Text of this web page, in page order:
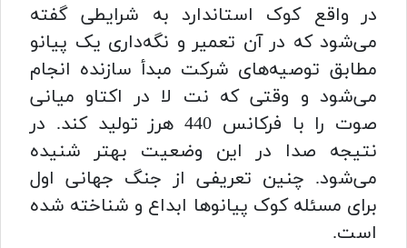
در واقع کوک استاندارد به شرایطی گفته
می‌شود که در آن تعمیر و نگه‌داری یک پیانو
مطابق توصیه‌های شرکت مبدأ سازنده انجام
می‌شود و وقتی که نت لا در اکتاو میانی
صوت را با فرکانس 440 هرز تولید کند. در
نتیجه صدا در این وضعیت بهتر شنیده
می‌شود. چنین تعریفی از جنگ جهانی اول
برای مسئله کوک پیانوها ابداع و شناخته شده
است.